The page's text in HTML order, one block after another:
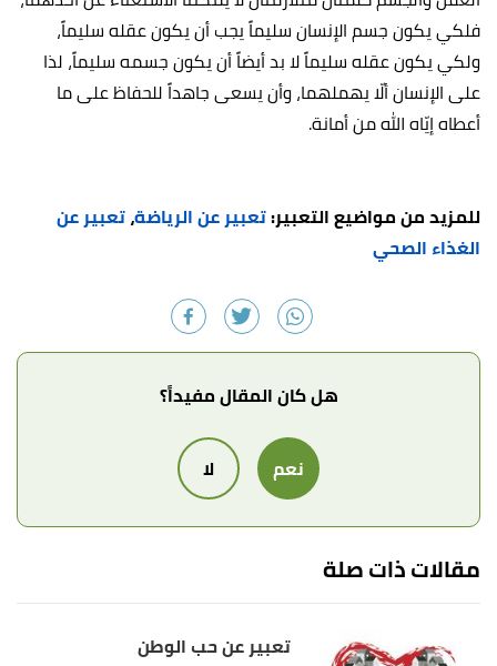
فلكي يكون جسم الإنسان سليماً يجب أن يكون عقله سليماً،
ولكي يكون عقله سليماً لا بد أيضاً أن يكون جسمه سليماً، لذا
على الإنسان ألّا يهملهما، وأن يسعى جاهداً للحفاظ على ما
أعطاه إيّاه الله من أمانة.
للمزيد من مواضيع التعبير:تعبير عن الرياضة،تعبير عن
الغذاء الصحي
هل كان المقال مفيداً؟
نعم لا
مقالات ذات صلة
تعبير عن حب الوطن